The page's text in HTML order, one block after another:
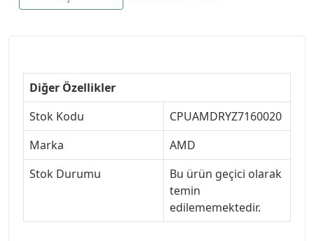
Diğer Özellikler
Stok Kodu
CPUAMDRYZ7160020
Marka
AMD
Stok Durumu
Bu ürün geçici olarak
temin
edilememektedir.